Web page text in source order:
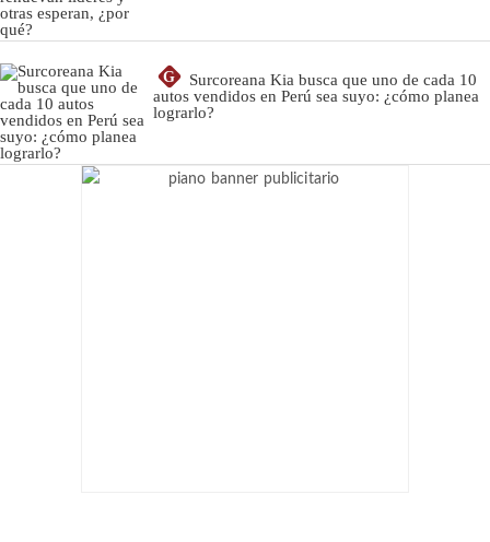
G
Surcoreana Kia busca que uno de cada 10
autos vendidos en Perú sea suyo: ¿cómo planea
lograrlo?